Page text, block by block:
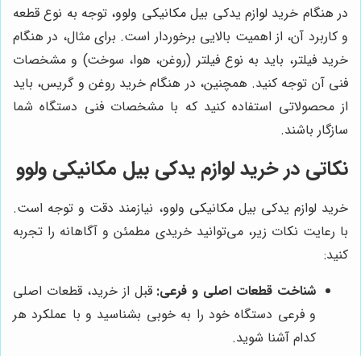
در هنگام خرید لوازم یدکی بیل مکانیکی ولوو، توجه به نوع قطعه
و کاربرد آن، از اهمیت بالایی برخوردار است. برای مثال، در هنگام
خرید فیلتر، باید به نوع فیلتر (روغن، هوا، سوخت) و مشخصات
فنی آن توجه کنید. همچنین، در هنگام خرید روغن و گریس، باید
از محصولاتی استفاده کنید که با مشخصات فنی دستگاه شما
سازگار باشند.
نکاتی در خرید لوازم یدکی بیل مکانیکی ولوو
خرید لوازم یدکی بیل مکانیکی ولوو، نیازمند دقت و توجه است.
با رعایت نکات زیر، می‌توانید خریدی مطمئن و آگاهانه را تجربه
کنید:
شناخت قطعات اصلی و فرعی: قبل از خرید، قطعات اصلی
و فرعی دستگاه خود را به خوبی بشناسید و با عملکرد هر
کدام آشنا شوید.